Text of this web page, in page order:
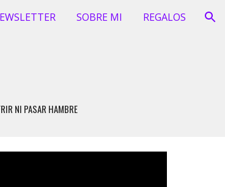
SOBRE MI REGALOS
NI PASAR HAMBRE